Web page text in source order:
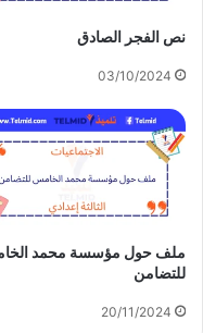
نص الفجر الصادق
03/10/2024
ملف حول مؤسسة محمد
للتضامن
20/11/2024